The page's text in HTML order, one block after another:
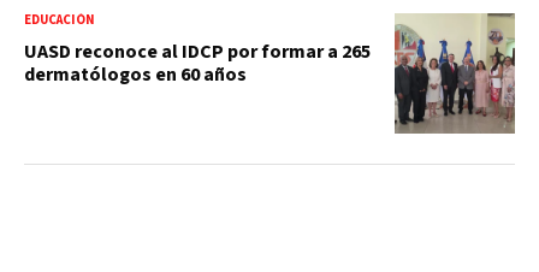
EDUCACIÓN
UASD reconoce al IDCP por formar a 265
dermatólogos en 60 años